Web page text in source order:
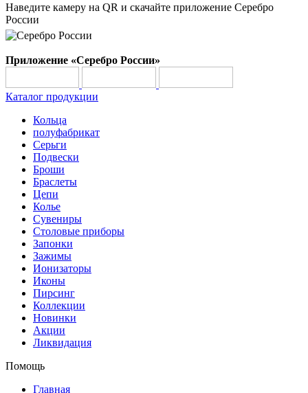
Наведите камеру на QR и скачайте приложение Серебро
России
Приложение «Серебро России»
Каталог продукции
Кольца
полуфабрикат
Серьги
Подвески
Броши
Браслеты
Цепи
Колье
Сувениры
Столовые приборы
Запонки
Зажимы
Ионизаторы
Иконы
Пирсинг
Коллекции
Новинки
Акции
Ликвидация
Помощь
Главная